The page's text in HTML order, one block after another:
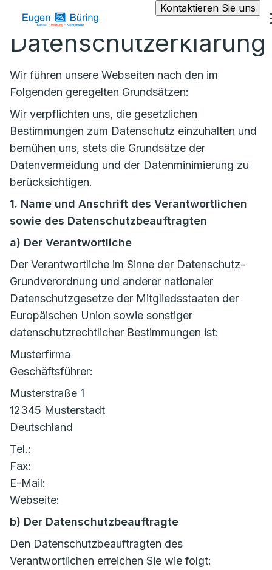
Kontaktieren Sie uns
Datenschutzerklärung
Wir führen unsere Webseiten nach den im
Folgenden geregelten Grundsätzen:
Wir verpflichten uns, die gesetzlichen
Bestimmungen zum Datenschutz einzuhalten und
bemühen uns, stets die Grundsätze der
Datenvermeidung und der Datenminimierung zu
berücksichtigen.
1. Name und Anschrift des Verantwortlichen
sowie des Datenschutzbeauftragten
a) Der Verantwortliche
Der Verantwortliche im Sinne der Datenschutz-
Grundverordnung und anderer nationaler
Datenschutzgesetze der Mitgliedsstaaten der
Europäischen Union sowie sonstiger
datenschutzrechtlicher Bestimmungen ist:
Musterfirma
Geschäftsführer:
Musterstraße 1
12345 Musterstadt
Deutschland
Tel.:
Fax:
E-Mail:
Webseite:
b) Der Datenschutzbeauftragte
Den Datenschutzbeauftragten des
Verantwortlichen erreichen Sie wie folgt: